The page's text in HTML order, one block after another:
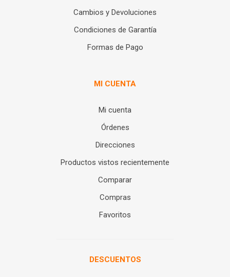
Cambios y Devoluciones
Condiciones de Garantía
Formas de Pago
MI CUENTA
Mi cuenta
Órdenes
Direcciones
Productos vistos recientemente
Comparar
Compras
Favoritos
DESCUENTOS